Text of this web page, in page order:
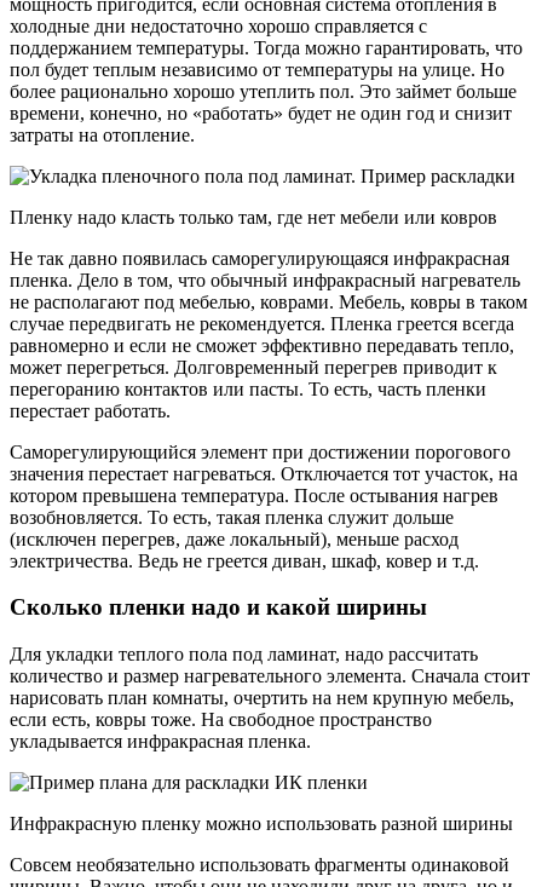
холодные дни недостаточно хорошо справляется с
поддержанием температуры. Тогда можно гарантировать, что
пол будет теплым независимо от температуры на улице. Но
более рационально хорошо утеплить пол. Это займет больше
времени, конечно, но «работать» будет не один год и снизит
затраты на отопление.
Пленку надо класть только там, где нет мебели или ковров
Не так давно появилась саморегулирующаяся инфракрасная
пленка. Дело в том, что обычный инфракрасный нагреватель
не располагают под мебелью, коврами. Мебель, ковры в таком
случае передвигать не рекомендуется. Пленка греется всегда
равномерно и если не сможет эффективно передавать тепло,
может перегреться. Долговременный перегрев приводит к
перегоранию контактов или пасты. То есть, часть пленки
перестает работать.
Саморегулирующийся элемент при достижении порогового
значения перестает нагреваться. Отключается тот участок, на
котором превышена температура. После остывания нагрев
возобновляется. То есть, такая пленка служит дольше
(исключен перегрев, даже локальный), меньше расход
электричества. Ведь не греется диван, шкаф, ковер и т.д.
Сколько пленки надо и какой ширины
Для укладки теплого пола под ламинат, надо рассчитать
количество и размер нагревательного элемента. Сначала стоит
нарисовать план комнаты, очертить на нем крупную мебель,
если есть, ковры тоже. На свободное пространство
укладывается инфракрасная пленка.
Инфракрасную пленку можно использовать разной ширины
Совсем необязательно использовать фрагменты одинаковой